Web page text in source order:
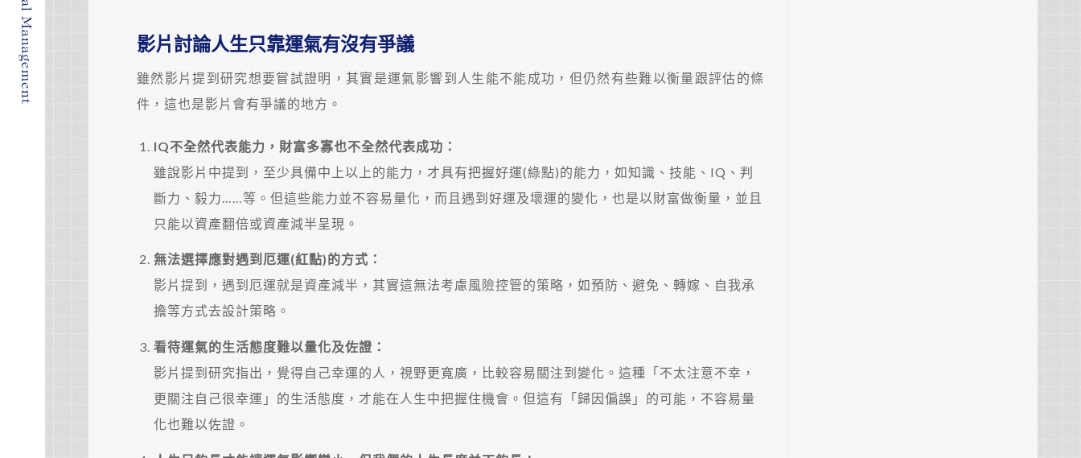
影片討論人生只靠運氣有沒有爭議
雖然影片提到研究想要嘗試證明，其實是運氣影響到人生能不能成功，但仍然有些難以衡量跟評估的條
件，這也是影片會有爭議的地方。
IQ不全然代表能力，財富多寡也不全然代表成功：
雖說影片中提到，至少具備中上以上的能力，才具有把握好運(綠點)的能力，如知識、技能、IQ、判
斷力、毅力……等。但這些能力並不容易量化，而且遇到好運及壞運的變化，也是以財富做衡量，並且
只能以資產翻倍或資產減半呈現。
無法選擇應對遇到厄運(紅點)的方式：
影片提到，遇到厄運就是資產減半，其實這無法考慮風險控管的策略，如預防、避免、轉嫁、自我承
擔等方式去設計策略。
看待運氣的生活態度難以量化及佐證：
影片提到研究指出，覺得自己幸運的人，視野更寬廣，比較容易關注到變化。這種「不太注意不幸，
更關注自己很幸運」的生活態度，才能在人生中把握住機會。但這有「歸因偏誤」的可能，不容易量
化也難以佐證。